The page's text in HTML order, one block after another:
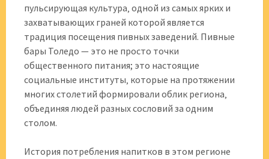
пульсирующая культура‚ одной из самых ярких и
захватывающих граней которой является
традиция посещения пивных заведений. Пивные
бары Толедо — это не просто точки
общественного питания; это настоящие
социальные институты‚ которые на протяжении
многих столетий формировали облик региона‚
объединяя людей разных сословий за одним
столом.
История потребления напитков в этом регионе